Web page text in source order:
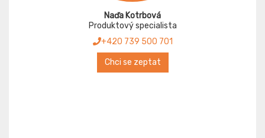
Naďa Kotrbová
Produktový specialista
+420 739 500 701
Chci se zeptat